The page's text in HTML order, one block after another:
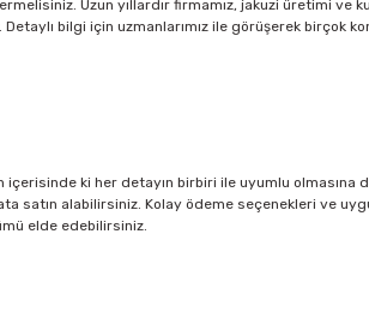
Uzun yıllardır firmamız, jakuzi üretimi ve
bilgi için uzmanlarımız ile görüşerek birçok
ki her detayın birbiri ile uyumlu olmasına
satın alabilirsiniz. Kolay ödeme seçenekleri ve
elde edebilirsiniz.